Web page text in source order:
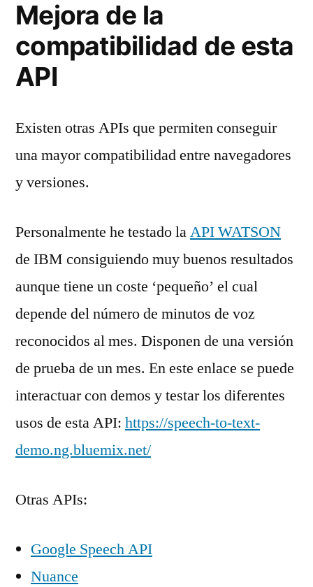
Mejora de la
compatibilidad de esta
API
Existen otras APIs que permiten conseguir
una mayor compatibilidad entre navegadores
y versiones.
Personalmente he testado laAPI WATSON
de IBM consiguiendo muy buenos resultados
aunque tiene un coste ‘pequeño’ el cual
depende del número de minutos de voz
reconocidos al mes. Disponen de una versión
de prueba de un mes. En este enlace se puede
interactuar con demos y testar los diferentes
usos de esta API: https://speech-to-text-
demo.ng.bluemix.net/
Otras APIs:
Google Speech API
Nuance